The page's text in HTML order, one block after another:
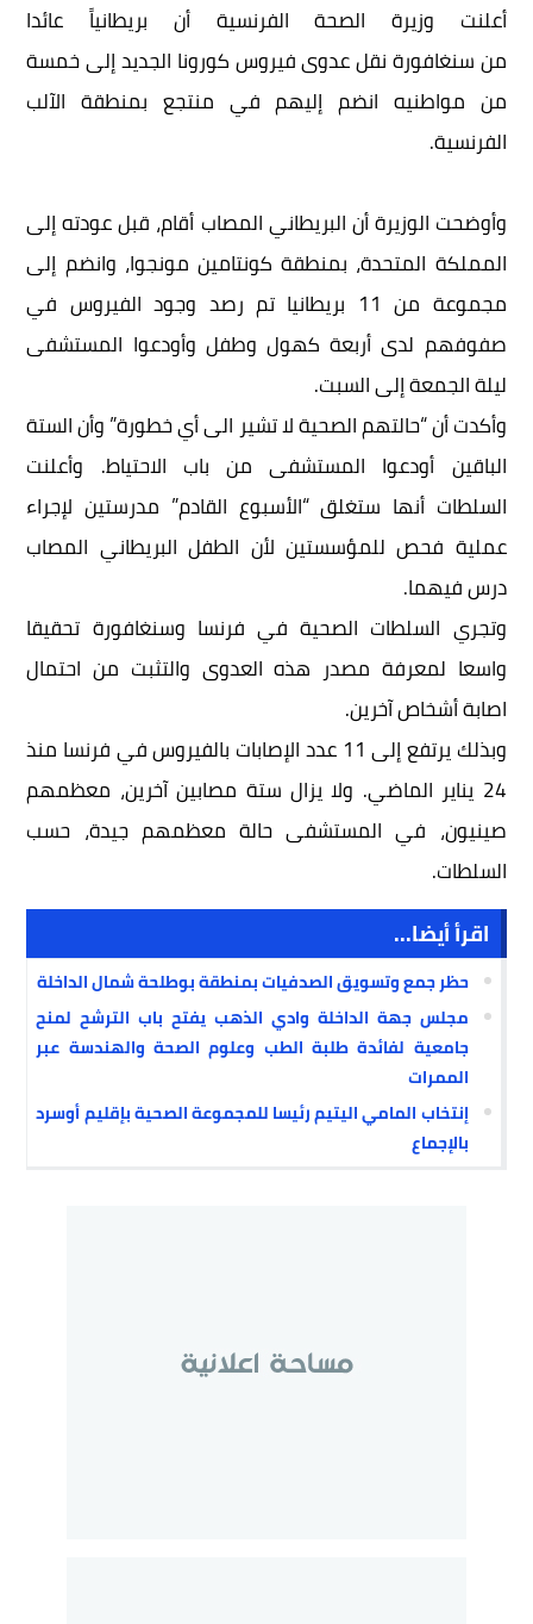
أعلنت وزيرة الصحة الفرنسية أن بريطانياً عائدا
من سنغافورة نقل عدوى فيروس كورونا الجديد إلى خمسة
من مواطنيه انضم إليهم في منتجع بمنطقة الآلب
الفرنسية.
وأوضحت الوزيرة أن البريطاني المصاب أقام، قبل عودته إلى
المملكة المتحدة، بمنطقة كونتامين مونجوا، وانضم إلى
مجموعة من 11 بريطانيا تم رصد وجود الفيروس في
صفوفهم لدى أربعة كهول وطفل وأودعوا المستشفى
ليلة الجمعة إلى السبت.
وأكدت أن “حالتهم الصحية لا تشير الى أي خطورة” وأن الستة
الباقين أودعوا المستشفى من باب الاحتياط. وأعلنت
السلطات أنها ستغلق “الأسبوع القادم” مدرستين لإجراء
عملية فحص للمؤسستين لأن الطفل البريطاني المصاب
درس فيهما.
وتجري السلطات الصحية في فرنسا وسنغافورة تحقيقا
واسعا لمعرفة مصدر هذه العدوى والتثبت من احتمال
اصابة أشخاص آخرين.
وبذلك يرتفع إلى 11 عدد الإصابات بالفيروس في فرنسا منذ
24 يناير الماضي. ولا يزال ستة مصابين آخرين، معظمهم
صينيون، في المستشفى حالة معظمهم جيدة، حسب
السلطات.
اقرأ أيضا...
حظر جمع وتسويق الصدفيات بمنطقة بوطلحة شمال الداخلة
مجلس جهة الداخلة وادي الذهب يفتح باب الترشح لمنح
جامعية لفائدة طلبة الطب وعلوم الصحة والهندسة عبر
الممرات
إنتخاب المامي اليتيم رئيسا للمجموعة الصحية بإقليم أوسرد
بالإجماع